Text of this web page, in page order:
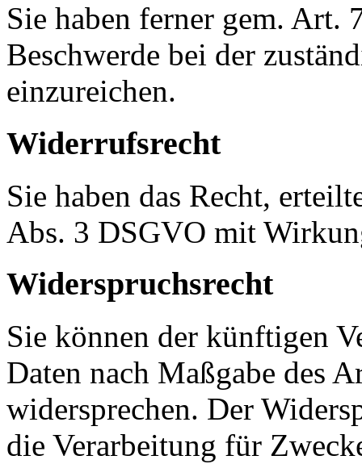
Sie haben ferner gem. Art.
Beschwerde bei der
einzureichen.
Widerrufsrecht
Sie haben das Recht,
Abs. 3 DSGVO mit
Widerspruchsrecht
Sie können der künftigen
Daten nach Maßgabe des
widersprechen. Der
die Verarbeitung für